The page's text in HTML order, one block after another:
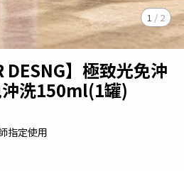
1 / 2
DESNG】極致光免沖
洗150ml(1罐)
指定使用